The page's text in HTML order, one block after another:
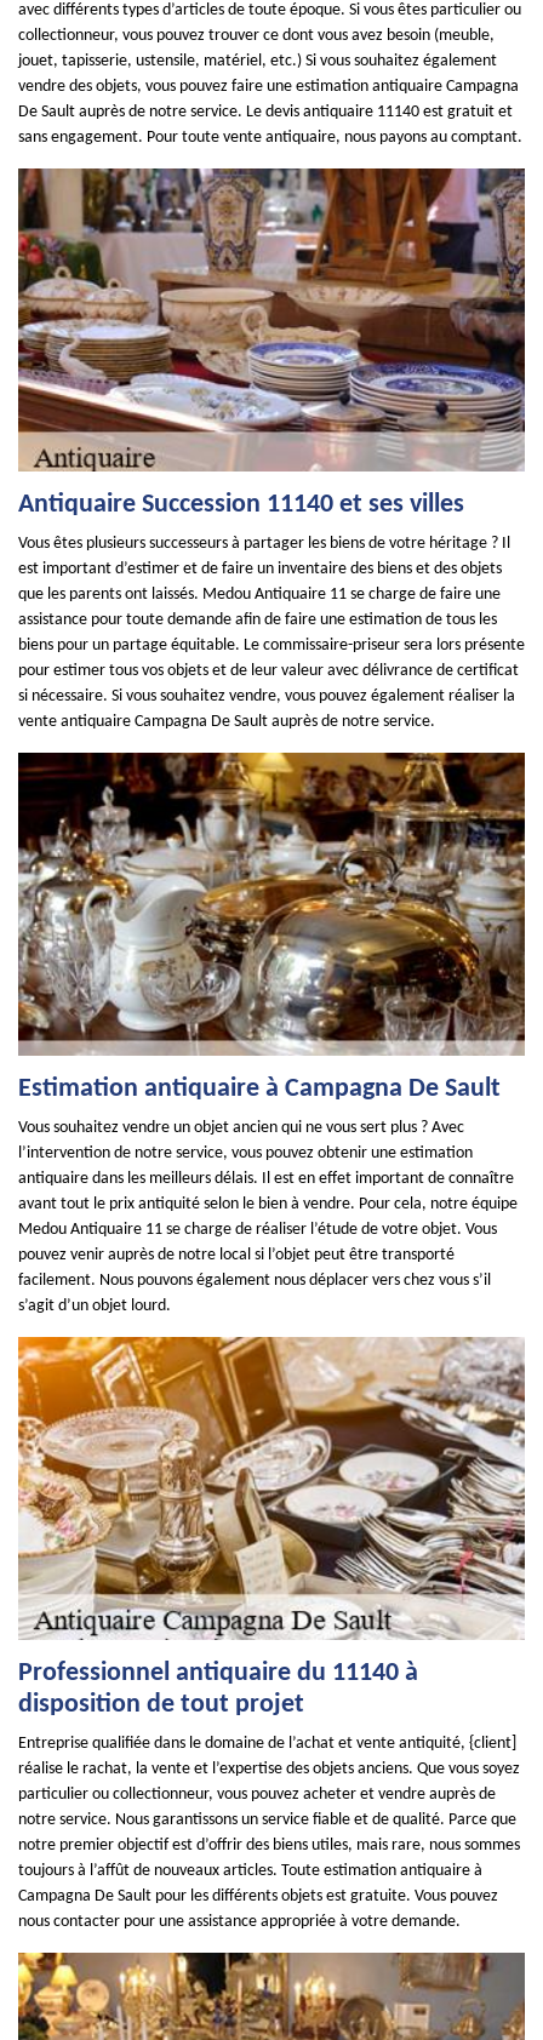
avec différents types d’articles de toute époque. Si vous êtes particulier ou
collectionneur, vous pouvez trouver ce dont vous avez besoin (meuble,
jouet, tapisserie, ustensile, matériel, etc.) Si vous souhaitez également
vendre des objets, vous pouvez faire une estimation antiquaire Campagna
De Sault auprès de notre service. Le devis antiquaire 11140 est gratuit et
sans engagement. Pour toute vente antiquaire, nous payons au comptant.
Antiquaire Succession 11140 et ses villes
Vous êtes plusieurs successeurs à partager les biens de votre héritage ? Il
est important d’estimer et de faire un inventaire des biens et des objets
que les parents ont laissés. Medou Antiquaire 11 se charge de faire une
assistance pour toute demande afin de faire une estimation de tous les
biens pour un partage équitable. Le commissaire-priseur sera lors présente
pour estimer tous vos objets et de leur valeur avec délivrance de certificat
si nécessaire. Si vous souhaitez vendre, vous pouvez également réaliser la
vente antiquaire Campagna De Sault auprès de notre service.
Estimation antiquaire à Campagna De Sault
Vous souhaitez vendre un objet ancien qui ne vous sert plus ? Avec
l’intervention de notre service, vous pouvez obtenir une estimation
antiquaire dans les meilleurs délais. Il est en effet important de connaître
avant tout le prix antiquité selon le bien à vendre. Pour cela, notre équipe
Medou Antiquaire 11 se charge de réaliser l’étude de votre objet. Vous
pouvez venir auprès de notre local si l’objet peut être transporté
facilement. Nous pouvons également nous déplacer vers chez vous s’il
s’agit d’un objet lourd.
Professionnel antiquaire du 11140 à
disposition de tout projet
Entreprise qualifiée dans le domaine de l’achat et vente antiquité, {client]
réalise le rachat, la vente et l’expertise des objets anciens. Que vous soyez
particulier ou collectionneur, vous pouvez acheter et vendre auprès de
notre service. Nous garantissons un service fiable et de qualité. Parce que
notre premier objectif est d’offrir des biens utiles, mais rare, nous sommes
toujours à l’affût de nouveaux articles. Toute estimation antiquaire à
Campagna De Sault pour les différents objets est gratuite. Vous pouvez
nous contacter pour une assistance appropriée à votre demande.